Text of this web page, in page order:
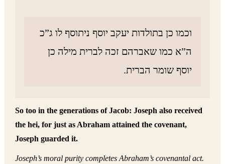
וכמו כן בתולדות יעקב יוסף ניתוסף לו ג”כ
ה”א כמו שאברהם זכה לברית מילה כן
יוסף שומר הברית.
So too in the generations of Jacob: Joseph also received
the hei, for just as Abraham attained the covenant,
Joseph guarded it.
Joseph’s moral purity completes Abraham’s covenantal act.